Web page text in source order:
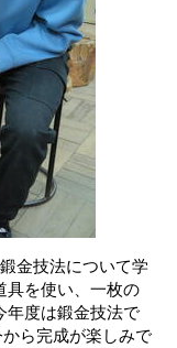
金技法について学
具を使い、一枚の
年度は鍛金技法で
ら完成が楽しみで